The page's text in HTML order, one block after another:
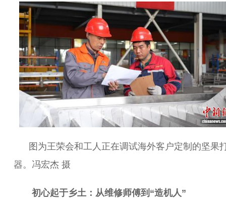
图为王荣会和工人正在调试海外客户定制的坚果
器。冯宏杰 摄
初心起于乡土：从维修师傅到“造机人”